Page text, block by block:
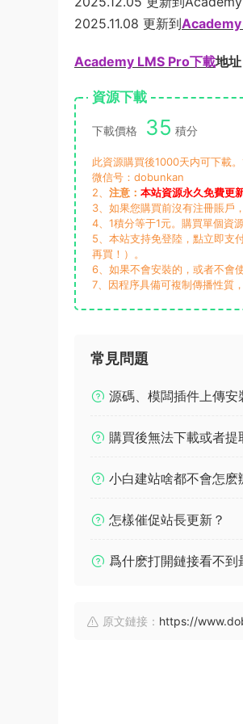
2025.11.08 更新到
Academy LMS Pro下載地址
資源下載
下載價格 35 積分
此資源購買後1000天内可下載
微信号：dobunkan
2、 注意： 本站資源永久免費更
3、如果您購買前沒有注冊賬戶，
4、1積分等于1元。購買單個資
5、本站支持免登陸，點立即支
再買！）。
6、如果不會安裝的，或者不會
7、因程序具備可複制傳播性質
常見問題
源碼、模闆插件上傳安
購買後無法下載或者提
小白建站啥都不會怎麽
怎樣催促站長更新？
爲什麽打開鏈接看不到
原文鏈接： https://